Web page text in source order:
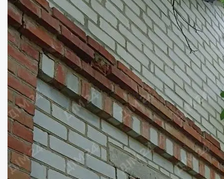
Недобудований будинок в районі Вороніна...
Кімнат:
3
Площа: